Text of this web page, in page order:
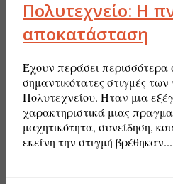
Πολυτεχνείο: Η
αποκατάσταση
Έχουν περάσει περισσότερα
σημαντικότατες στιγμές
Πολυτεχνείου. Ήταν μια
χαρακτηριστικά μιας
μαχητικότητα, συνείδηση,
εκείνη την στιγμή βρέθηκαν...